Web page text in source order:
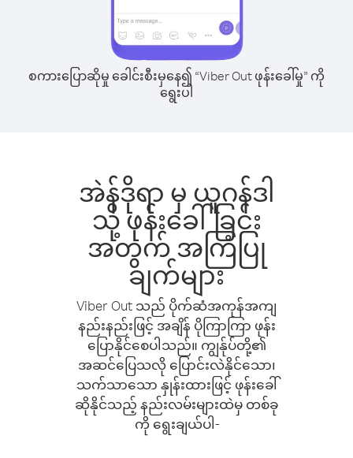
စကားပြောဆိုမှု ခေါင်းစီးမှနေ၍ “Viber Out ဖုန်းခေါ်မှု” ကို
ရွေးပါ
အဲန်ဒိုရာ မှ ယူဂန်ဒါ
သို့ ဖုန်းခေါ်ခြင်း
အတွက် အကြံပြု
ချက်များ
Viber Out သည် ပိုက်ဆံအကုန်အကျ
နည်းနည်းဖြင့် အချိန် ပိုကြာကြာ ဖုန်း
ပြောနိုင်စေပါသည်။ ကျွန်ုပ်တို့၏
အဆင်ပြေသလို ပြောင်းလဲနိုင်သော၊
သက်သာသော နှုန်းထားဖြင့် ဖုန်းခေါ်
ဆိုနိုင်သည့် နည်းလမ်းများထဲမှ တစ်ခု
ကို ရွေးချယ်ပါ-